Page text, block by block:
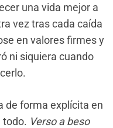
una vida mejor a
vez tras cada caída
en valores firmes y
ni siquiera cuando
de forma explícita en
todo. Verso a beso